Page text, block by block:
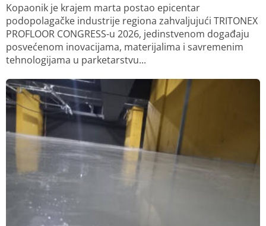
Kopaonik je krajem marta postao epicentar
podopolagačke industrije regiona zahvaljujući TRITONEX
PROFLOOR CONGRESS-u 2026, jedinstvenom događaju
posvećenom inovacijama, materijalima i savremenim
tehnologijama u parketarstvu...